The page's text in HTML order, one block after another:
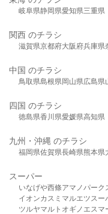
岐阜県静岡県愛知県三重県
関西 のチラシ
滋賀県京都府大阪府兵庫県
中国 のチラシ
鳥取県島根県岡山県広島県
四国 のチラシ
徳島県香川県愛媛県高知県
九州・沖縄 のチラシ
福岡県佐賀県長崎県熊本県
スーパー
いなげや西條アマノパーク
イオンカスミ マルエツスー
ツルヤマルト オギノ エスマ